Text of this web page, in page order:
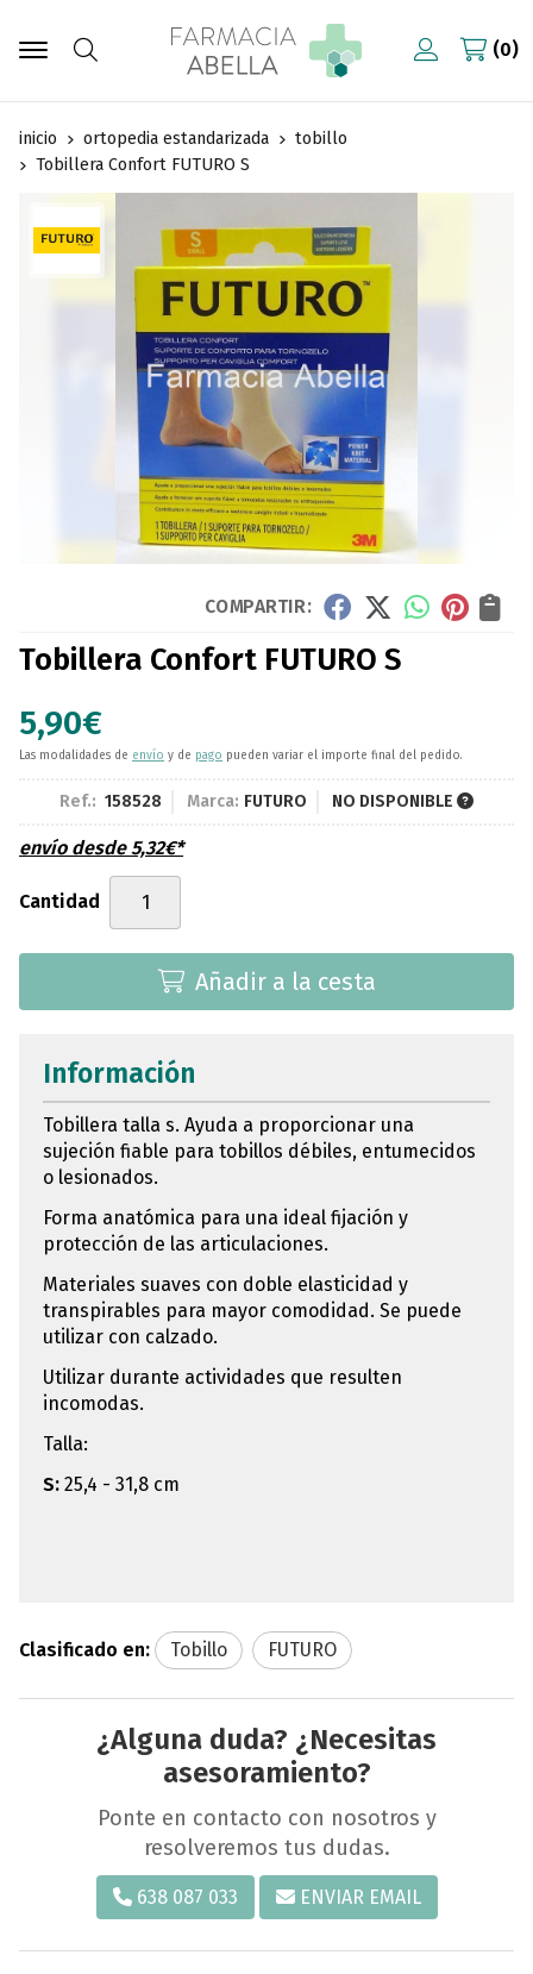
Buscar
0
inicio ortopedia estandarizada
tobillo
Tobillera Confort FUTURO S
COMPARTIR:
Tobillera Confort FUTURO S
5,90€
Las modalidades de envío y de pago pueden variar el importe final del pedido.
Ref.: 158528 Marca: FUTURO NO DISPONIBLE
envío desde5,32€*
Cantidad
Añadir a la cesta
Información
Tobillera talla s. Ayuda a proporcionar una
sujeción fiable para tobillos débiles, entumecidos
o lesionados.
Forma anatómica para una ideal fijación y
protección de las articulaciones.
Materiales suaves con doble elasticidad y
transpirables para mayor comodidad. Se puede
utilizar con calzado.
Utilizar durante actividades que resulten
incomodas.
Talla:
S: 25,4 - 31,8 cm
Clasificado en: Tobillo FUTURO
¿Alguna duda? ¿Necesitas
asesoramiento?
Ponte en contacto con nosotros y
resolveremos tus dudas.
638 087 033 ENVIAR EMAIL